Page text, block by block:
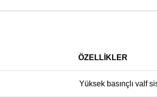
ÖZELLIKLER
Yüksek basınçlı valf